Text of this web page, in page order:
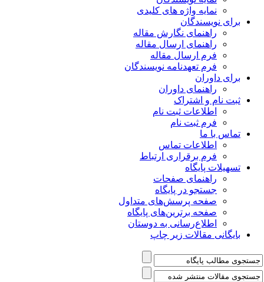
نمایه واژه های کلیدی
برای نویسندگان
راهنمای نگارش مقاله
راهنمای ارسال مقاله
فرم ارسال مقاله
فرم تعهدنامه نویسندگان
برای داوران
راهنمای داوران
ثبت نام و اشتراک
اطلاعات ثبت نام
فرم ثبت نام
تماس با ما
اطلاعات تماس
فرم برقراری ارتباط
تسهیلات پایگاه
راهنمای صفحات
جستجو در پایگاه
صفحه پرسش‌های متداول
صفحه برترین‌های پایگاه
اطلاع‌رسانی به دوستان
بایگانی مقالات زیر چاپ